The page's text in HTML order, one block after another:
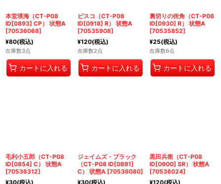
本堂瑛海（CT-P08
ID[0893] CP） 状態A
[70536068]
¥80(税込)
在庫数3点
カートに入れる
ピスコ（CT-P08
ID[0918] R） 状態A
[70535908]
¥120(税込)
在庫数2点
カートに入れる
裏切りの街角（CT-P08
ID[0930] R） 状態A
[70535852]
¥25(税込)
在庫数6点
カートに入れる
毛利小五郎（CT-P08
ID[0854] C） 状態A
[70536312]
¥30(税込)
ジェイムズ・ブラック
（CT-P08 ID[0891]
C） 状態A [70536080]
¥30(税込)
黒田兵衛（CT-P08
ID[0900] SR） 状態A
[70536024]
¥120(税込)